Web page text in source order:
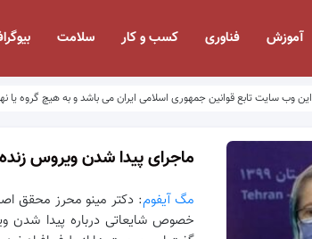
آموزش فناوری کسب و کار سلامت
این وب سایت تابع قوانین جمهوری اسلامی ایران می باشد و به هیچ گروه یا
ماجرای پیدا شدن ویروس
مگ آیفوم: دکتر مینو محرز محقق
خصوص شایعاتی درباره پیدا شدن